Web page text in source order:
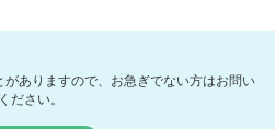
ありますので、お急ぎでない方はお問い
さい。